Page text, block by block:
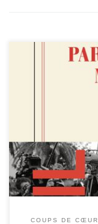
Politique et cinéma pour
échec de la publication
COUPS DE CŒUR